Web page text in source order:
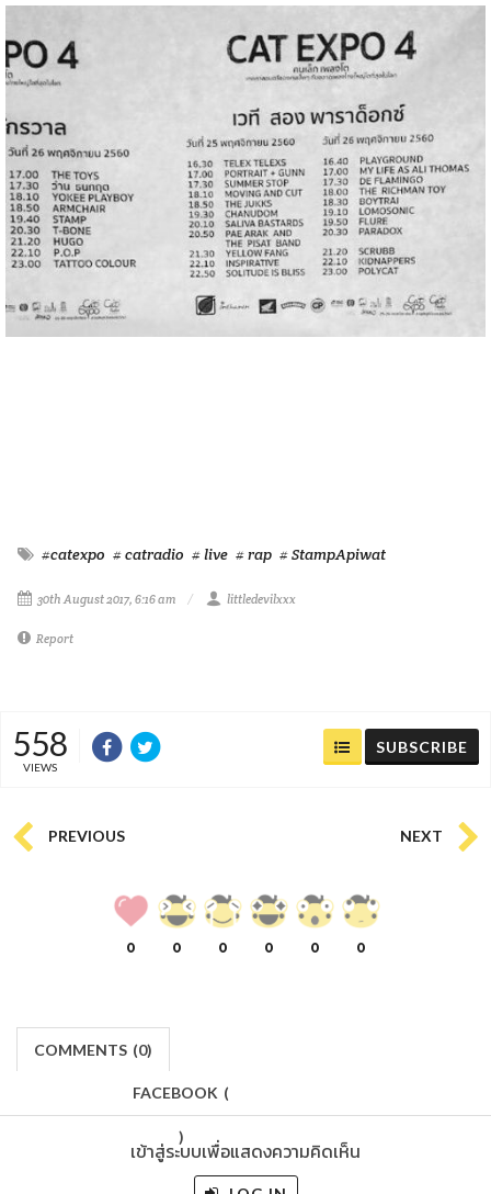
#catexpo # catradio # live # rap # StampApiwat
30th August 2017, 6:16 am littledevilxxx
Report
558
VIEWS
SUBSCRIBE
PREVIOUS NEXT
0 0 0 0 0 0
COMMENTS (0)
FACEBOOK (
)
เข้าสู่ระบบเพื่อแสดงความคิดเห็น